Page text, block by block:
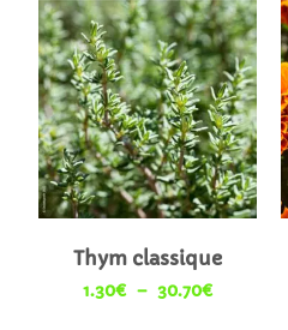
Thym classique
1.30€ – 30.70€